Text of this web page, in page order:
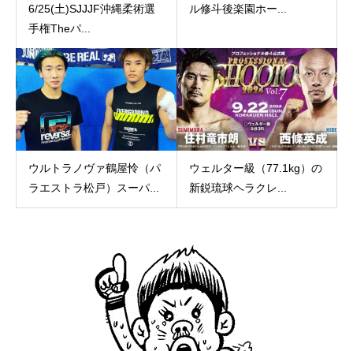
6/25(土)SJJJF沖縄柔術選
手権Theパ...
ル修斗後楽園ホー...
ウルトラノヴァ鶴屋怜（パ
ラエストラ松戸）スーパ...
ウェルター級（77.1kg）の
新鋭琉球ヘラクレ...